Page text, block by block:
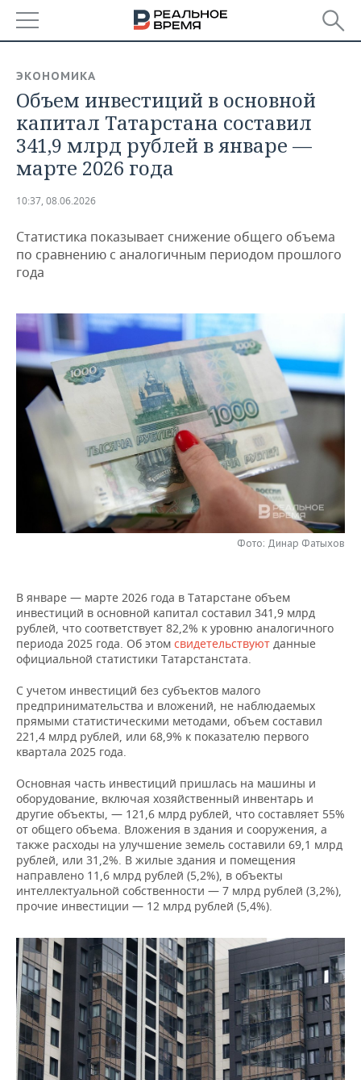
БАШКОРТОСТАН
ТАТАРСТАН
УДМУРТИЯ
НОВОСТИ
АНАЛИТИКА
НОВОСТИ АНАЛИТИКИ
ДЕКЛАРАЦИИ О ДОХОДАХ
КОРОЛИ ГОСЗАКАЗА ПФО
ВУЗЫ ТАТАРСТАНА
КОМУ ПРИНАДЛЕЖАТ
ТОРГОВЫЕ ЦЕНТРЫ
ТАТАРСТАНА
ЭКОНОМИКА
НОВОСТИ ЭКОНОМИКИ
ФИНАНСЫ
БАНКИ
БЮДЖЕТ
ИНВЕСТИЦИИ
ПРОМЫШЛЕННОСТЬ
НОВОСТИ
ПРОМЫШЛЕННОСТИ
МАШИНОСТРОЕНИЕ
НЕФТЕХИМИЯ
НЕФТЬ
ОПК
ЭНЕРГЕТИКА
НЕДВИЖИМОСТЬ
НОВОСТИ НЕДВИЖИМОСТИ
АВТО
НОВОСТИ АВТО
БИЗНЕС
НОВОСТИ БИЗНЕСА
РОЗНИЧНАЯ ТОРГОВЛЯ
ТРАНСПОРТ
УСЛУГИ
ТЕХНОЛОГИИ
НОВОСТИ ТЕХНОЛОГИЙ
IT
МЕДИА
ТЕЛЕКОММУНИКАЦИИ
МЕРОПРИЯТИЯ
НОВОСТИ МЕРОПРИЯТИЙ
ВЫЕЗДНАЯ РЕДАКЦИЯ
БИЗНЕС-БРАНЧИ
СПОРТ
НОВОСТИ СПОРТА
ФУТБОЛ
ВОЛЕЙБОЛ
КИБЕРСПОРТ
ФИГУРНОЕ КАТАНИЕ
ВОДНЫЕ ВИДЫ СПОРТА
ХОККЕЙ С МЯЧОМ
ОБЩЕСТВО
НОВОСТИ ОБЩЕСТВА
ИСТОРИЯ
КУЛЬТУРА
МЕДИЦИНА
ОБРАЗОВАНИЕ
ПРОИСШЕСТВИЯ
ФОТОГАЛЕРЕЯ
СПИСОК ПЕРСОН
СПИСОК КОМПАНИЙ
ПОЛНАЯ ВЕРСИЯ
ЭКОНОМИКА
Объем инвестиций в основной
капитал Татарстана составил
341,9 млрд рублей в январе —
марте 2026 года
10:37, 08.06.2026
Статистика показывает снижение общего объема
по сравнению с аналогичным периодом прошлого
года
Фото: Динар Фатыхов
В январе — марте 2026 года в Татарстане объем
инвестиций в основной капитал составил 341,9 млрд
рублей, что соответствует 82,2% к уровню аналогичного
периода 2025 года. Об этом свидетельствуют данные
официальной статистики Татарстанстата.
С учетом инвестиций без субъектов малого
предпринимательства и вложений, не наблюдаемых
прямыми статистическими методами, объем составил
221,4 млрд рублей, или 68,9% к показателю первого
квартала 2025 года.
Основная часть инвестиций пришлась на машины и
оборудование, включая хозяйственный инвентарь и
другие объекты, — 121,6 млрд рублей, что составляет 55%
от общего объема. Вложения в здания и сооружения, а
также расходы на улучшение земель составили 69,1 млрд
рублей, или 31,2%. В жилые здания и помещения
направлено 11,6 млрд рублей (5,2%), в объекты
интеллектуальной собственности — 7 млрд рублей (3,2%),
прочие инвестиции — 12 млрд рублей (5,4%).